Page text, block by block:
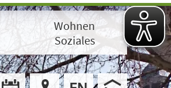
Wohnen
Soziales